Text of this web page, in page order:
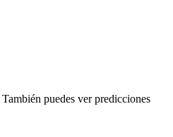
puedes ver predicciones